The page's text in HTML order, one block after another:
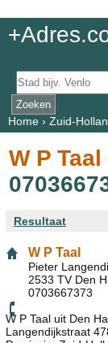
Home› Zuid-
W P
Resultaat
W P Taal
Pieter
2533 TV Den
0703667373
W P Taal uit Den
Langendijkstraat